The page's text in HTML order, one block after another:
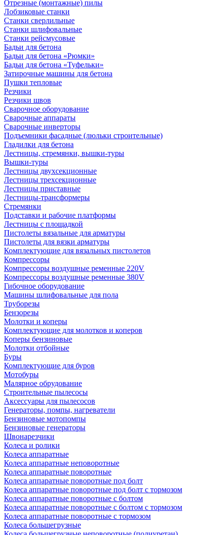
Отрезные (монтажные) пилы
Лобзиковые станки
Станки сверлильные
Станки шлифовальные
Станки рейсмусовые
Бадьи для бетона
Бадьи для бетона «Рюмки»
Бадьи для бетона «Туфельки»
Затирочные машины для бетона
Пушки тепловые
Резчики
Резчики швов
Сварочное оборудование
Сварочные аппараты
Сварочные инверторы
Подъемники фасадные (люльки строительные)
Гладилки для бетона
Лестницы, стремянки, вышки-туры
Вышки-туры
Лестницы двухсекционные
Лестницы трехсекционные
Лестницы приставные
Лестницы-трансформеры
Стремянки
Подставки и рабочие платформы
Лестницы с площадкой
Пистолеты вязальные для арматуры
Пистолеты для вязки арматуры
Комплектующие для вязальных пистолетов
Компрессоры
Компрессоры воздушные ременные 220V
Компрессоры воздушные ременные 380V
Гибочное оборудование
Машины шлифовальные для пола
Труборезы
Бензорезы
Молотки и коперы
Комплектующие для молотков и коперов
Коперы бензиновые
Молотки отбойные
Буры
Комплектующие для буров
Мотобуры
Малярное обрудование
Строительные пылесосы
Аксессуары для пылесосов
Генераторы, помпы, нагреватели
Бензиновые мотопомпы
Бензиновые генераторы
Швонарезчики
Колеса и ролики
Колеса аппаратные
Колеса аппаратные неповоротные
Колеса аппаратные поворотные
Колеса аппаратные поворотные под болт
Колеса аппаратные поворотные под болт с тормозом
Колеса аппаратные поворотные с болтом
Колеса аппаратные поворотные с болтом с тормозом
Колеса аппаратные поворотные с тормозом
Колеса большегрузные